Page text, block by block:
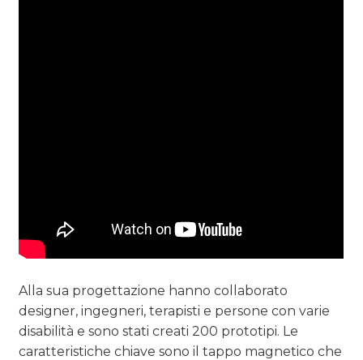
Alla sua progettazione hanno collaborato
designer, ingegneri, terapisti e persone con varie
disabilità e sono stati creati 200 prototipi. Le
caratteristiche chiave sono il tappo magnetico che